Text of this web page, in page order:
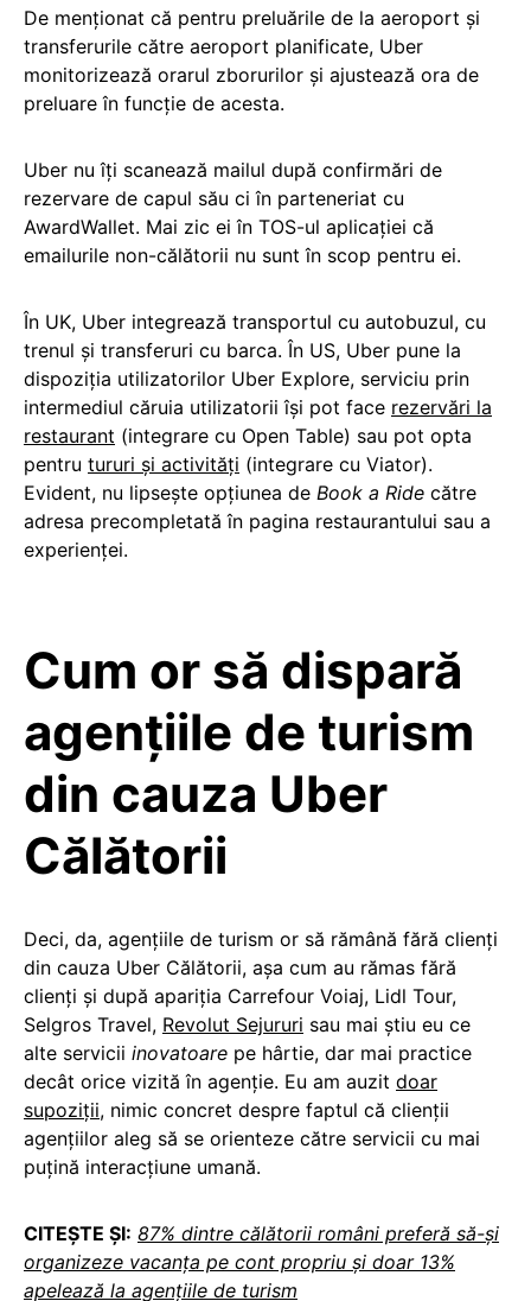
De menționat că pentru preluările de la aeroport și
transferurile către aeroport planificate, Uber
monitorizează orarul zborurilor și ajustează ora de
preluare în funcție de acesta.
Uber nu îți scanează mailul după confirmări de
rezervare de capul său ci în parteneriat cu
AwardWallet. Mai zic ei în TOS-ul aplicației că
emailurile non-călătorii nu sunt în scop pentru ei.
În UK, Uber integrează transportul cu autobuzul, cu
trenul și transferuri cu barca. În US, Uber pune la
dispoziția utilizatorilor Uber Explore, serviciu prin
intermediul căruia utilizatorii își pot face rezervări la
restaurant (integrare cu Open Table) sau pot opta
pentru tururi și activități (integrare cu Viator).
Evident, nu lipsește opțiunea de Book a Ride către
adresa precompletată în pagina restaurantului sau a
experienței.
Cum or să dispară
agențiile de turism
din cauza Uber
Călătorii
Deci, da, agențiile de turism or să rămână fără clienți
din cauza Uber Călătorii, așa cum au rămas fără
clienți și după apariția Carrefour Voiaj, Lidl Tour,
Selgros Travel, Revolut Sejururi sau mai știu eu ce
alte servicii inovatoare pe hârtie, dar mai practice
decât orice vizită în agenție. Eu am auzit doar
supoziții, nimic concret despre faptul că clienții
agențiilor aleg să se orienteze către servicii cu mai
puțină interacțiune umană.
CITEȘTE ȘI: 87% dintre călătorii români preferă să-și
organizeze vacanța pe cont propriu și doar 13%
apelează la agențiile de turism